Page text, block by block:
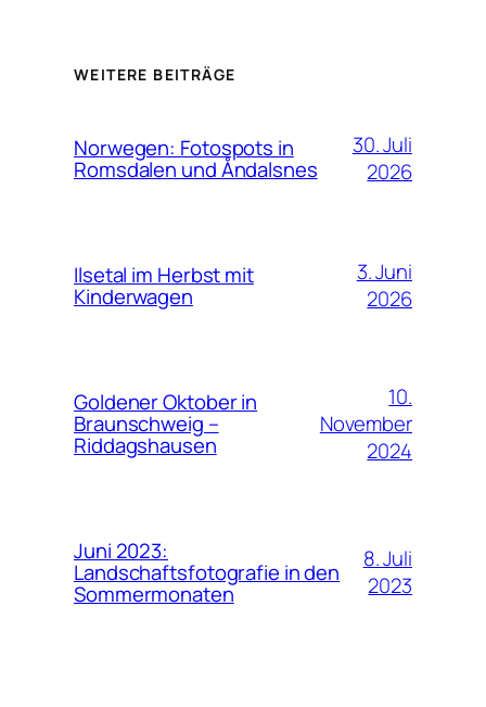
WEITERE BEITRÄGE
Norwegen: Fotospots in
Romsdalen und Åndalsnes
30. Juli
2026
Ilsetal im Herbst mit
Kinderwagen
3. Juni
2026
Goldener Oktober in
Braunschweig –
Riddagshausen
10.
November
2024
Juni 2023:
Landschaftsfotografie in den
Sommermonaten
8. Juli
2023